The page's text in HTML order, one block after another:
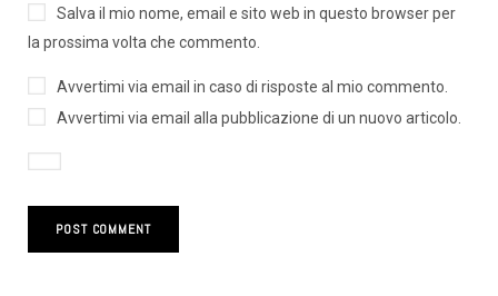
Salva il mio nome, email e sito web in questo browser per
la prossima volta che commento.
Avvertimi via email in caso di risposte al mio commento.
Avvertimi via email alla pubblicazione di un nuovo articolo.